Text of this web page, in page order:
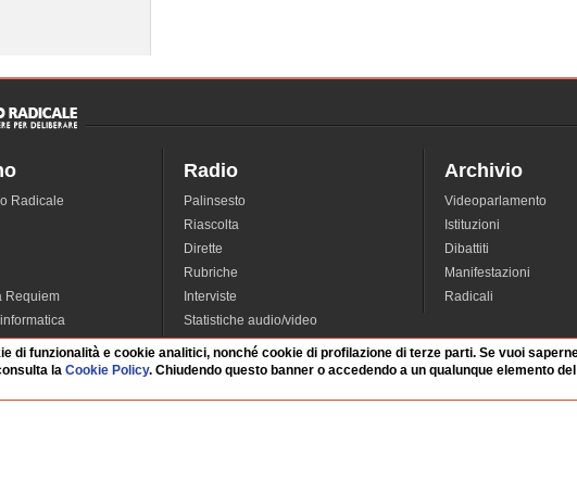
Radicale
Requiem
Radio
Palinsesto
Riascolta
Dirette
Rubriche
Interviste
Statistiche audio/video
Archivio
Videoparlamento
Istituzioni
Dibattiti
Manifestazioni
Radicali
di funzionalità e cookie analitici, nonché cookie di profilazione di terze parti. Se vuoi
laCookie Policy. Chiudendo questo banner o accedendo a un qualunque elemento